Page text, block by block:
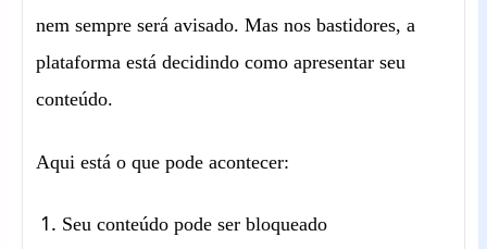
nem sempre será avisado. Mas nos bastidores, a
plataforma está decidindo como apresentar seu
conteúdo.
Aqui está o que pode acontecer:
Seu conteúdo pode ser bloqueado